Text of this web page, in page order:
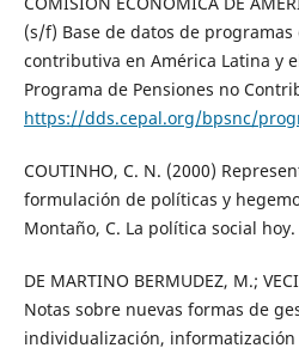
(s/f) Base de datos de
contributiva en América Latina y
Programa de Pensiones no
https://dds.cepal.org/bpsnc/
COUTINHO, C. N. (2000)
formulación de políticas y
Montaño, C. La política social
DE MARTINO BERMUDEZ, M.;
Notas sobre nuevas formas de
individualización,